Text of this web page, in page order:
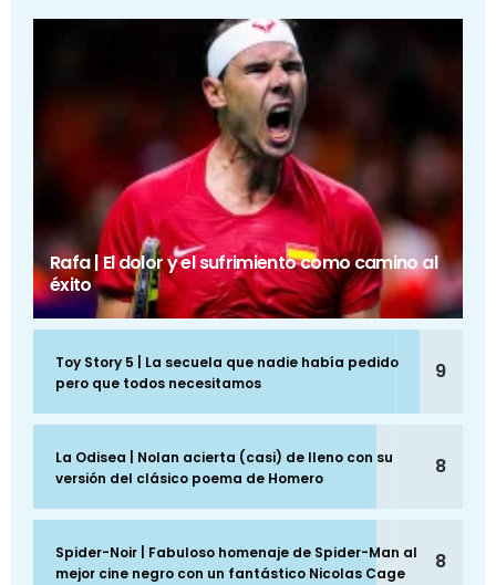
Rafa | El dolor y el sufrimiento como camino al
éxito
Toy Story 5 | La secuela que nadie había pedido
pero que todos necesitamos
9
La Odisea | Nolan acierta (casi) de lleno con su
versión del clásico poema de Homero
8
Spider-Noir | Fabuloso homenaje de Spider-Man al
mejor cine negro con un fantástico Nicolas Cage
8